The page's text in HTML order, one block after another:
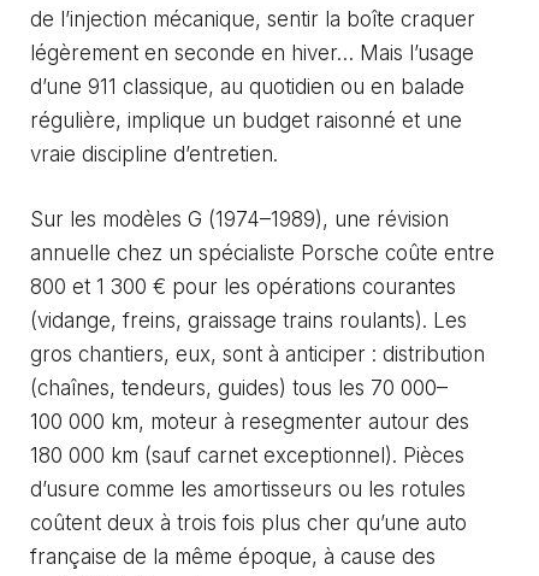
de l’injection mécanique, sentir la boîte craquer
légèrement en seconde en hiver… Mais l’usage
d’une 911 classique, au quotidien ou en balade
régulière, implique un budget raisonné et une
vraie discipline d’entretien.
Sur les modèles G (1974–1989), une révision
annuelle chez un spécialiste Porsche coûte entre
800 et 1 300 € pour les opérations courantes
(vidange, freins, graissage trains roulants). Les
gros chantiers, eux, sont à anticiper : distribution
(chaînes, tendeurs, guides) tous les 70 000–
100 000 km, moteur à resegmenter autour des
180 000 km (sauf carnet exceptionnel). Pièces
d’usure comme les amortisseurs ou les rotules
coûtent deux à trois fois plus cher qu’une auto
française de la même époque, à cause des